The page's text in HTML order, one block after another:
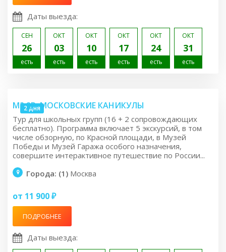
Даты выезда:
СЕН
26
есть
ОКТ
03
есть
ОКТ
10
есть
ОКТ
17
есть
ОКТ
24
есть
ОКТ
31
есть
2 дня
M2.2P: МОСКОВСКИЕ КАНИКУЛЫ
Тур для школьных групп (16 + 2 сопровождающих
бесплатно). Программа включает 5 экскурсий, в том
числе обзорную, по Красной площади, в Музей
Победы и Музей Гаража особого назначения,
совершите интерактивное путешествие по России...
Города: (1) Москва
от 11 900 ₽
ПОДРОБНЕЕ
Даты выезда: